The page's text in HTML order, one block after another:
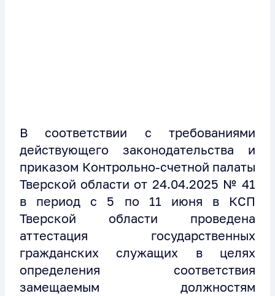
В соответствии с требованиями
действующего законодательства и
приказом Контрольно-счетной палаты
Тверской области от 24.04.2025 № 41
в период с 5 по 11 июня в КСП
Тверской области проведена
аттестация государственных
гражданских служащих в целях
определения соответствия
замещаемым должностям